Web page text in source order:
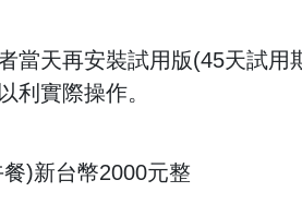
當天再安裝試用版(45天試用
利實際操作。
)新台幣2000元整